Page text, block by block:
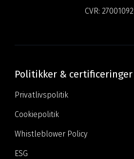
CVR: 27001092
Politikker & certificeringer
Privatlivspolitik
Cookiepolitik
Whistleblower Policy
ESG